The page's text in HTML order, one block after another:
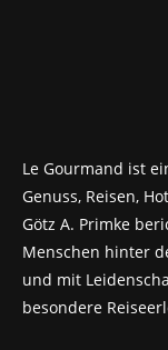
Le Gourmand ist
Genuss, Reisen,
Götz A. Primke
Menschen hinter
und mit
besondere